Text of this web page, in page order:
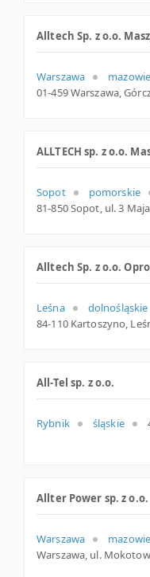
Alltech Sp. z o.o.
Warszawa
ALLTECH sp. z o.o.
Sopot
pomorskie
Alltech Sp. z o.o.
Leśna
dolnośląskie
All-Tel sp. z o.o.
Rybnik śląskie
Allter Power sp. z o.o.
Warszawa